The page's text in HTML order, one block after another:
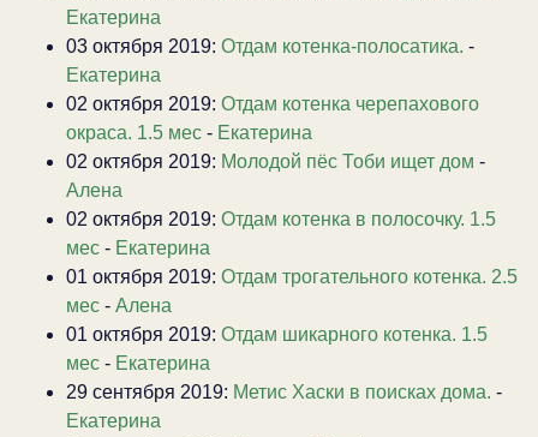
Екатерина
03 октября 2019: Отдам котенка-полосатика. -
Екатерина
02 октября 2019: Отдам котенка черепахового
окраса. 1.5 мес - Екатерина
02 октября 2019: Молодой пёс Тоби ищет дом -
Алена
02 октября 2019: Отдам котенка в полосочку. 1.5
мес - Екатерина
01 октября 2019: Отдам трогательного котенка. 2.5
мес - Алена
01 октября 2019: Отдам шикарного котенка. 1.5
мес - Екатерина
29 сентября 2019: Метис Хаски в поисках дома. -
Екатерина